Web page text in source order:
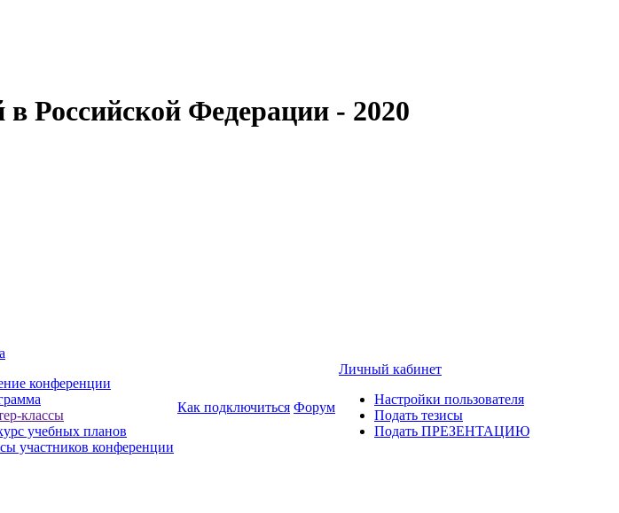
Российской Федерации - 2020
конференции
классы
учебных планов
участников конференции
Как подключиться Форум
Личный кабинет
Настройки пользователя
Подать тезисы
Подать ПРЕЗЕНТАЦИЮ